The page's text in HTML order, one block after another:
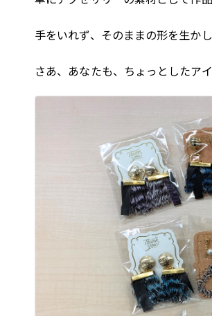
手をいれず、そのままの形を生か
さあ、あなたも、ちょっとしたア